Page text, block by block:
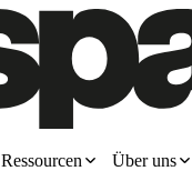
Ressourcen Über uns